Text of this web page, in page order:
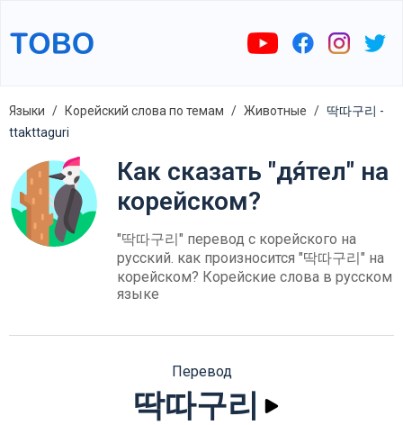
Языки Корейский слова по темам Животные
딱따구리 -
ttakttaguri
Как сказать "дя́тел" на
корейском?
"딱따구리" перевод с корейского на
русский. как произносится "딱따구리" на
корейском? Корейские слова в русском
языке
Перевод
딱따구리